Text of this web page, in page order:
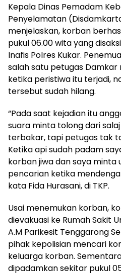
Kepala Dinas Pemadam
Penyelamatan
menjelaskan, korban
pukul 06.00 wita yang
Inafis Polres Kukar.
salah satu petugas
ketika peristiwa itu terjadi,
tersebut sudah hilang.
“Pada saat kejadian itu
suara minta tolong dari
terbakar, tapi petugas tak
Ketika api sudah padam
korban jiwa dan saya minta
pencarian ketika
kata Fida Hurasani, di TKP.
Usai menemukan korban,
dievakuasi ke Rumah Sakit
A.M Parikesit Tenggarong
pihak kepolisian mencari
keluarga korban.
dipadamkan sekitar pukul